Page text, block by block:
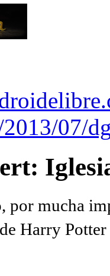
07/
por mucha
Harry